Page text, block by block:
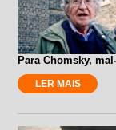
Para Chomsky,
LER MAIS